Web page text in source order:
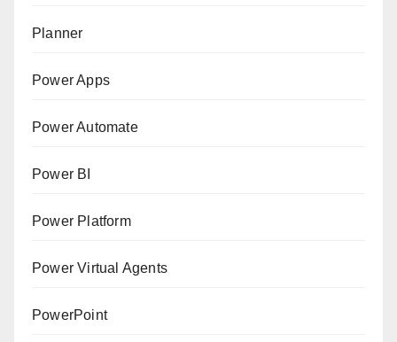
Planner
Power Apps
Power Automate
Power BI
Power Platform
Power Virtual Agents
PowerPoint